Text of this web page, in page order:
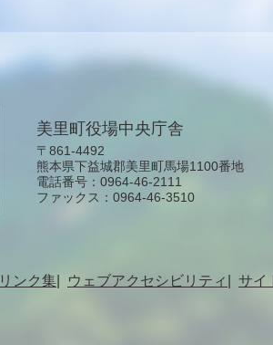
美里町役場中央庁舎
〒861-4492
熊本県下益城郡美里町馬場1100番地
電話番号：0964-46-2111
ファックス：0964-46-3510
リンク集 ウェブアクセシビリティ サイ